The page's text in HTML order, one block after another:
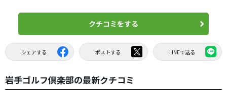
クチコミをする
シェアする ポストする LINEで送る
岩手ゴルフ倶楽部の最新クチコミ